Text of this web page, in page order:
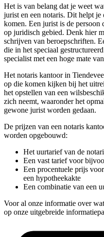
Het is van belang dat je weet
jurist en een notaris. Dit helpt je
komen. Een jurist is de persoon
op juridisch gebied. Denk hier
schrijven van beroepschriften.
die in het speciaal
specialist met een hoge mate
Het notaris kantoor in
op die komen kijken bij het
het opstellen van een
zich neemt, waaronder het
gewone jurist worden gedaan.
De prijzen van een notaris
worden opgebouwd:
Het uurtarief van de
Een vast tarief voor
Een procentuele prijs
een hypotheekakte
Een combinatie van een
Voor al onze informatie over
op onze uitgebreide